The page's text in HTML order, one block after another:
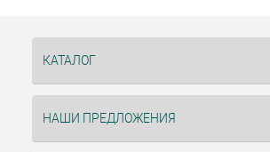
КАТАЛОГ
НАШИ ПРЕДЛОЖЕНИЯ